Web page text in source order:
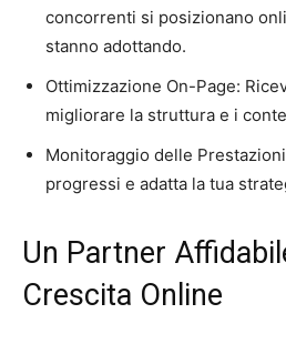
concorrenti si posizionano
stanno adottando.
Ottimizzazione On-Page:
migliorare la struttura e i
Monitoraggio delle
progressi e adatta la tua
Un Partner
Crescita Online